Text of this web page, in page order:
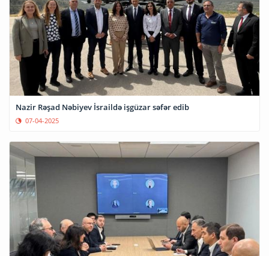
Nazir Rəşad Nəbiyev İsraildə işgüzar səfər edib
07-04-2025